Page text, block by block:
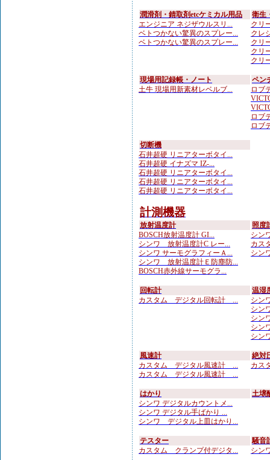
潤滑剤・錆取剤etcケミカル用品
エンジニア ネジザウルスリ...
ベトつかない驚異のスプレー...
ベトつかない驚異のスプレー...
衛生
クリ
クレ
クリ
クリ
クリ
現場用記録帳・ノート
土牛 現場用新素材レベルブ...
ペン
ロブ
ロブ
ロブ
切断機
石井超硬 リニアターボタイ...
石井超硬 イナズマ IZ-...
石井超硬 リニアターボタイ...
石井超硬 リニアターボタイ...
石井超硬 リニアターボタイ...
計測機器
放射温度計
BOSCH放射温度計 GI...
シンワ 放射温度計C レー...
シンワ サーモグラフィーＡ...
シンワ 放射温度計Ｅ防塵防...
BOSCH赤外線サーモグラ...
照度
シン
カス
シン
回転計
カスタム デジタル回転計 ...
温湿
シン
シン
シン
シン
シン
風速計
カスタム デジタル風速計 ...
カスタム デジタル風速計 ...
絶対
カス
はかり
シンワ デジタルカウントメ...
シンワ デジタル手ばかり ...
シンワ デジタル上皿はかり...
土壌
テスター
カスタム クランプ付デジタ...
騒音
シン